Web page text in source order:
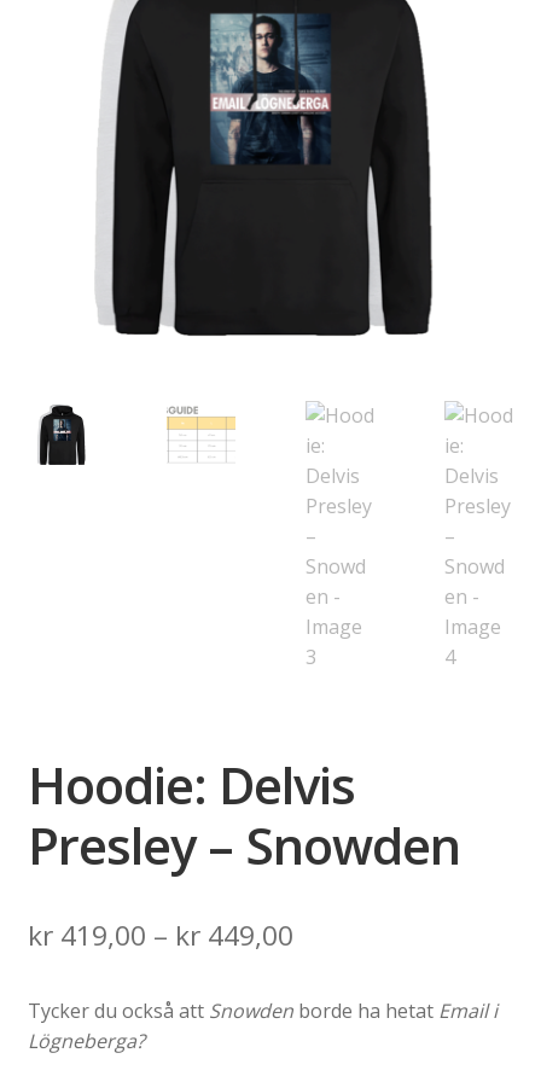
Hoodie: Delvis
Presley – Snowden
kr419,00 – kr449,00Price
kr 419,00
Tycker du också att Snowden borde ha hetat Email i
Lögneberga?